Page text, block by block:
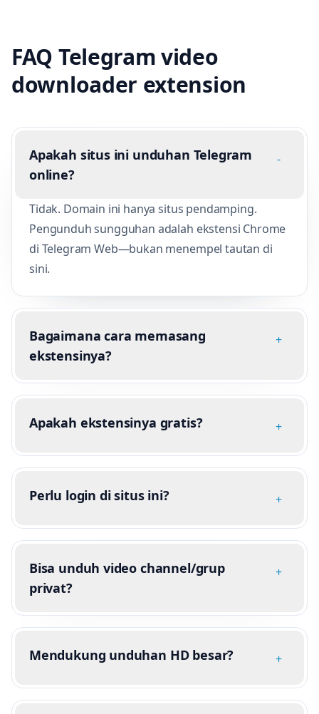
FAQ Telegram video
downloader extension
Apakah situs ini unduhan Telegram
online?
-
Tidak. Domain ini hanya situs pendamping.
Pengunduh sungguhan adalah ekstensi Chrome
di Telegram Web—bukan menempel tautan di
sini.
Bagaimana cara memasang
ekstensinya?
+
Apakah ekstensinya gratis? +
Perlu login di situs ini? +
Bisa unduh video channel/grup
privat?
+
Mendukung unduhan HD besar? +